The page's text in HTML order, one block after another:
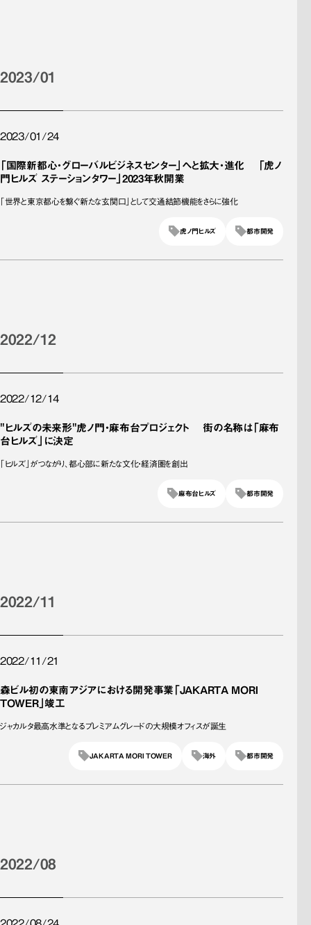
2023/01
2023/01/24
「国際新都心・グローバルビジネスセンター」へと拡大・進化 「虎ノ
門ヒルズ ステーションタワー」2023年秋開業
「世界と東京都心を繋ぐ新たな玄関口」として交通結節機能をさらに強化
都市開発
虎ノ門ヒルズ
2022/12
2022/12/14
"ヒルズの未来形"虎ノ門・麻布台プロジェクト 街の名称は「麻布
台ヒルズ」に決定
「ヒルズ」がつながり、都心部に新たな文化・経済圏を創出
都市開発
麻布台ヒルズ
2022/11
2022/11/21
森ビル初の東南アジアにおける開発事業「JAKARTA MORI
TOWER」竣工
ジャカルタ最高水準となるプレミアムグレードの大規模オフィスが誕生
都市開発
海外
JAKARTA MORI TOWER
2022/08